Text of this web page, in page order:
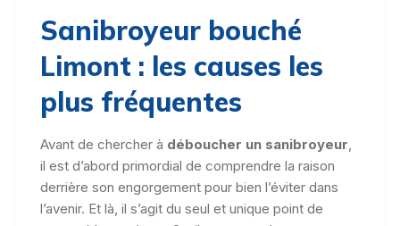
Sanibroyeur bouché
Limont : les causes les
plus fréquentes
Avant de chercher à déboucher un sanibroyeur
il est d’abord primordial de comprendre la raison
derrière son engorgement pour bien l’éviter dans
l’avenir. Et là, il s’agit du seul et unique point de